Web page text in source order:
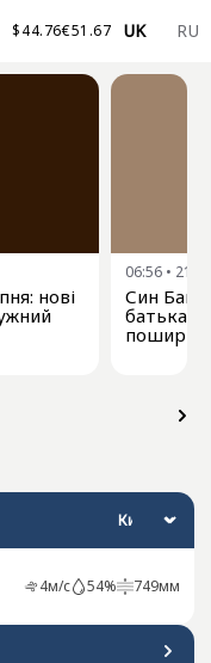
$44.76€51.67 UK RU
нові
06:56 •
Син
батька-
4м/с 54% 749мм